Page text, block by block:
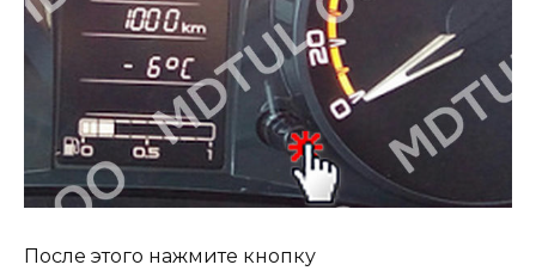
После этого нажмите кнопку